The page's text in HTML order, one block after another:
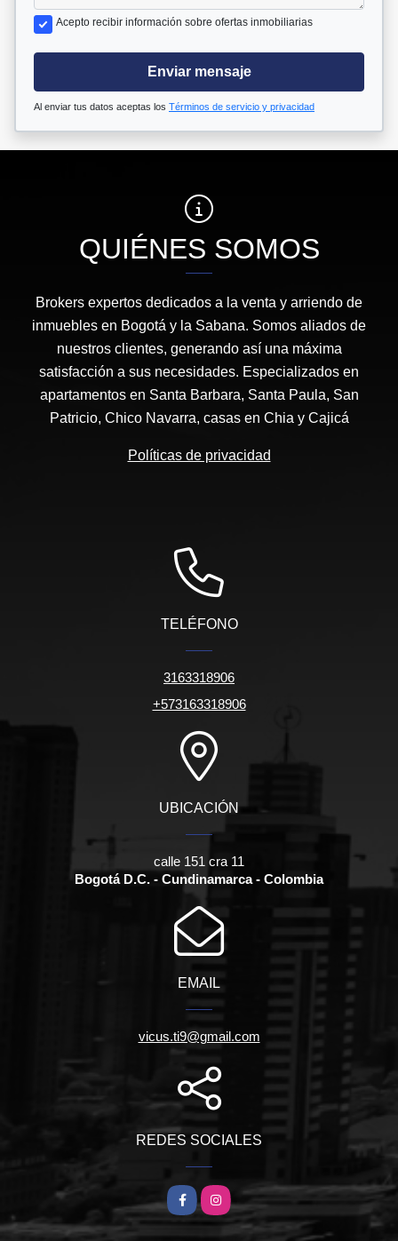
Acepto recibir información sobre ofertas inmobiliarias
Enviar mensaje
Al enviar tus datos aceptas los Términos de servicio y privacidad
QUIÉNES SOMOS
Brokers expertos dedicados a la venta y arriendo de
inmuebles en Bogotá y la Sabana. Somos aliados de
nuestros clientes, generando así una máxima
satisfacción a sus necesidades. Especializados en
apartamentos en Santa Barbara, Santa Paula, San
Patricio, Chico Navarra, casas en Chia y Cajicá
Políticas de privacidad
TELÉFONO
3163318906
+573163318906
UBICACIÓN
calle 151 cra 11
Bogotá D.C. - Cundinamarca - Colombia
EMAIL
vicus.ti9@gmail.com
REDES SOCIALES
FacebookInstagram